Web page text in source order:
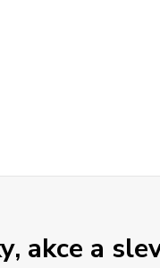
akce a